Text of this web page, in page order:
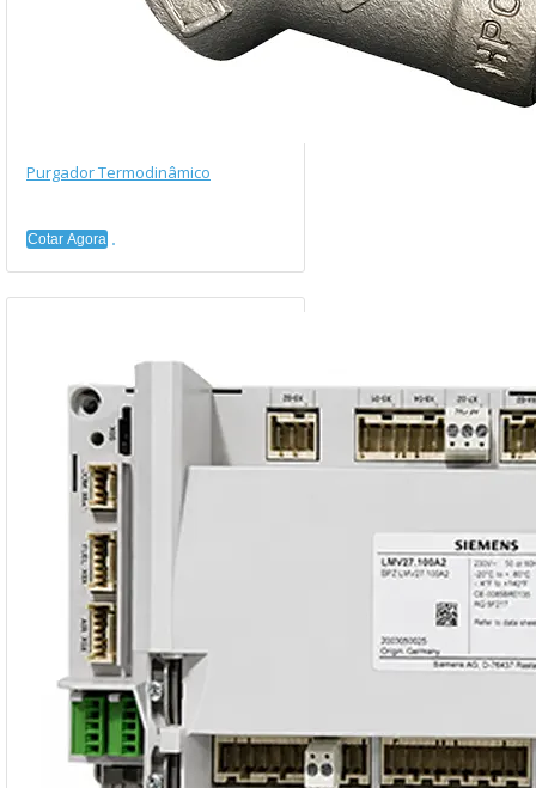
Purgador Termodinâmico
Cotar Agora